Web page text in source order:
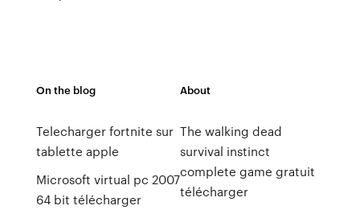
On the blog
Telecharger fortnite sur
tablette apple
Microsoft virtual pc 2007
64 bit télécharger
About
The walking dead
survival instinct
complete game gratuit
télécharger